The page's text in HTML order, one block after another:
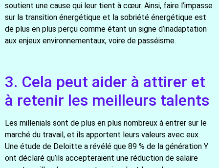
soutient une cause qui leur tient à cœur. Ainsi, faire l’impasse
sur la transition énergétique et la sobriété énergétique est
de plus en plus perçu comme étant un signe d’inadaptation
aux enjeux environnementaux, voire de passéisme.
3. Cela peut aider à attirer et
à retenir les meilleurs talents
Les millenials sont de plus en plus nombreux à entrer sur le
marché du travail, et ils apportent leurs valeurs avec eux.
Une étude de Deloitte a révélé que 89 % de la génération Y
ont déclaré qu’ils accepteraient une réduction de salaire